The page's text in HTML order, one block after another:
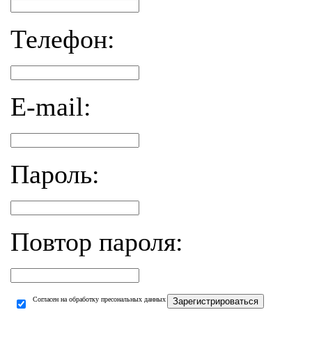
Телефон:
E-mail:
Пароль:
Повтор пароля:
Согласен на обработку пресональных данных Зарегистрироваться